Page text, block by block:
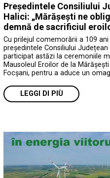
Președintele Consiliului
Halici: „Mărășești ne
demnă de sacrificiul
Cu prilejul comemorării a 109
președintele Consiliului
participat astăzi la ceremoniile
Mausoleul Eroilor de la
Focșani, pentru a aduce un
LEGGI DI PIÙ